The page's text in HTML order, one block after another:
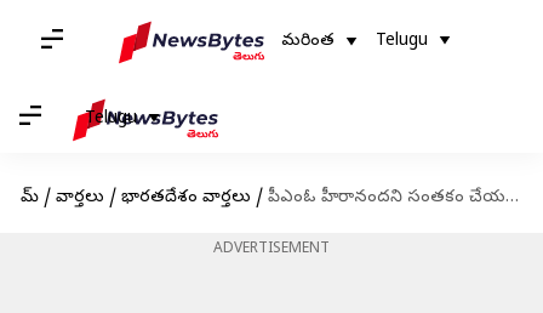
మరింత Telugu
Telugu
హోమ్ / వార్తలు / భారతదేశం వార్తలు / పీఎంఓ హీరానందని సంతకం చేయమని బలవంతం చేసింది: మహువా మోయిత్రా
ADVERTISEMENT